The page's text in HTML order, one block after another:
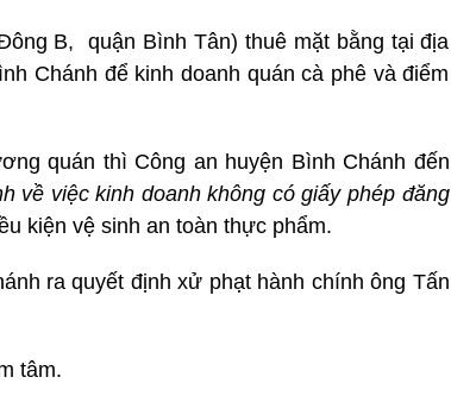
B, quận Bình Tân) thuê mặt bằng tại địa
Chánh để kinh doanh quán cà phê và điểm
quán thì Công an huyện Bình Chánh đến
về việc kinh doanh không có giấy phép đăng
kiện vệ sinh an toàn thực phẩm.
ra quyết định xử phạt hành chính ông Tấn
tâm.